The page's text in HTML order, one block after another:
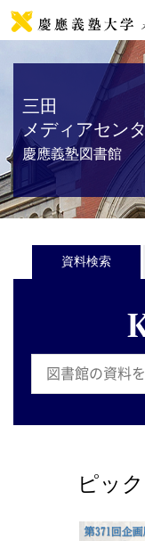
三田
メディアセン
慶應義塾図書館
資料検索
ピッ